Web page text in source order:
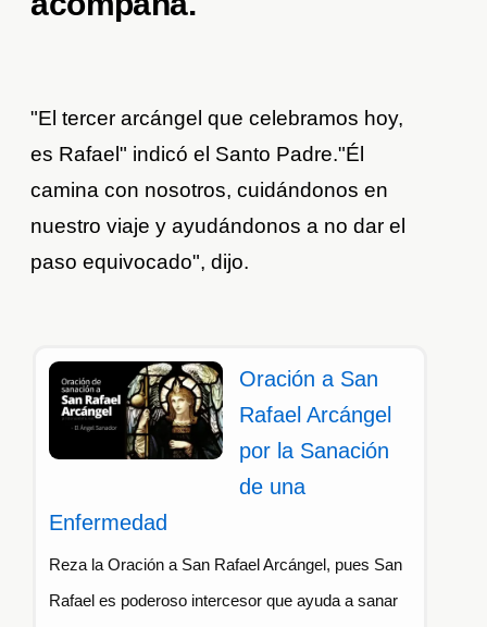
"El tercer arcángel que celebramos hoy,
es Rafael" indicó el Santo Padre."Él
camina con nosotros, cuidándonos en
nuestro viaje y ayudándonos a no dar el
paso equivocado", dijo.
Oración a San
Rafael Arcángel
por la Sanación
de una
Enfermedad
Reza la Oración a San Rafael Arcángel, pues San
Rafael es poderoso intercesor que ayuda a sanar